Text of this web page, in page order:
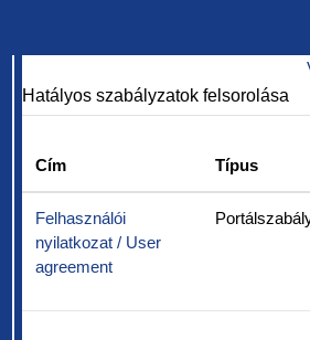
Hatályos szabályzatok felsorolása
Cím Típus
Felhasználói
nyilatkozat / User
agreement